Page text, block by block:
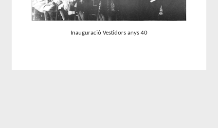
Inauguració Vestidors anys 40